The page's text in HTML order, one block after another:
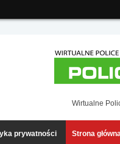
Wirtualne
prywatności Strona